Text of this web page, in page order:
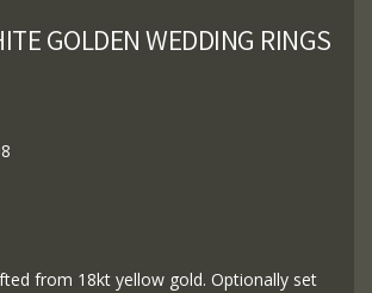
GOLDEN WEDDING RINGS
from 18kt yellow gold. Optionally set